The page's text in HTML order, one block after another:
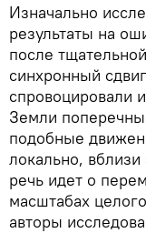
Изначально
результаты на
после
синхронный
спровоцировали
Земли
подобные
локально,
речь идет о
масштабах
авторы